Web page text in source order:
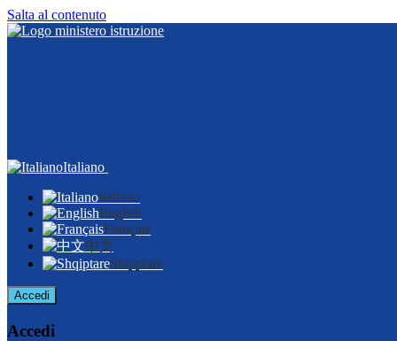
Salta al contenuto
Italiano
Italiano
English
Français
中文
Shqiptare
Accedi
Accedi